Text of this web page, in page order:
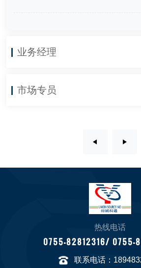
业务经理
市场专员
热线电话
0755-82812316/ 0755-
联系电话：